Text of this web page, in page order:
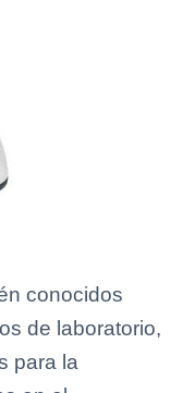
conocidos
de laboratorio,
para la